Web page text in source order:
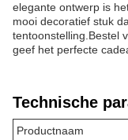
elegante ontwerp is
mooi decoratief stuk
tentoonstelling.Bestel
geef het perfecte
Technische
Productnaam